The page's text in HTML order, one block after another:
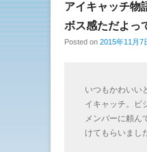
アイキャッチ物
ボス感ただよっ
Posted on 2015年11月7
いつもかわいい
イキャッチ。ビ
メンバーに頼ん
けてもらいまし